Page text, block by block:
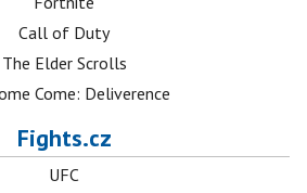
Call of Duty
The Elder Scrolls
Come: Deliverence
Fights.cz
UFC